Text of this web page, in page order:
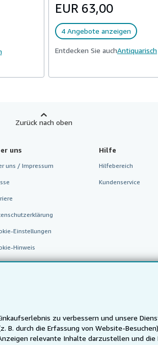
zu verbessern und unsere
B. durch die Erfassung von Website-
relevante Inhalte darzustellen und
EUR 63,00
4 Angebote anzeigen
Entdecken Sie auchAntiquarisch
Zurück nach oben
uns
uns / Impressum
Einstellungen
Hinweis
Hilfe
Hilfebereich
Kundenservice